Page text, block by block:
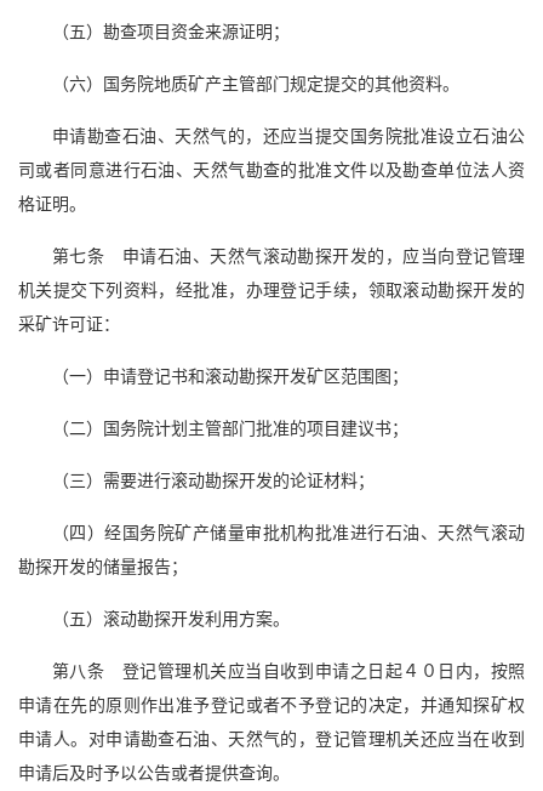
（五）勘查项目资金来源证明；
（六）国务院地质矿产主管部门规定提交的其他资料。
申请勘查石油、天然气的，还应当提交国务院批准设立石油公
司或者同意进行石油、天然气勘查的批准文件以及勘查单位法人资
格证明。
第七条 申请石油、天然气滚动勘探开发的，应当向登记管理
机关提交下列资料，经批准，办理登记手续，领取滚动勘探开发的
采矿许可证：
（一）申请登记书和滚动勘探开发矿区范围图；
（二）国务院计划主管部门批准的项目建议书；
（三）需要进行滚动勘探开发的论证材料；
（四）经国务院矿产储量审批机构批准进行石油、天然气滚动
勘探开发的储量报告；
（五）滚动勘探开发利用方案。
第八条 登记管理机关应当自收到申请之日起４０日内，按照
申请在先的原则作出准予登记或者不予登记的决定，并通知探矿权
申请人。对申请勘查石油、天然气的，登记管理机关还应当在收到
申请后及时予以公告或者提供查询。